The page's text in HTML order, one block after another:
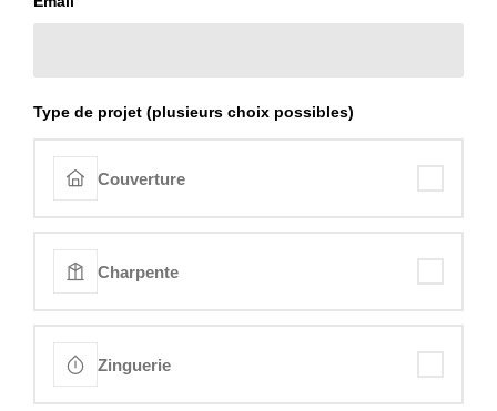
Type de projet (plusieurs choix possibles)
Couverture
Charpente
Zinguerie